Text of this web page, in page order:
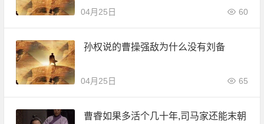
04月25日 60
孙权说的曹操强敌为什么没有刘备
04月25日 65
曹睿如果多活个几十年,司马家还能末朝